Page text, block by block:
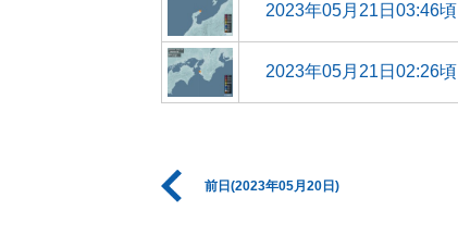
2023年05月21日03:46頃
2023年05月21日02:26頃
前日(2023年05月20日)